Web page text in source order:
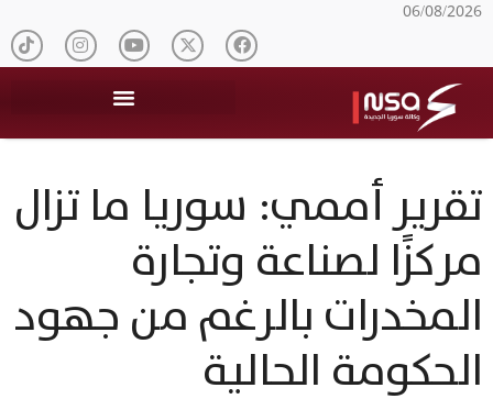
06/08/2026
تقرير أممي: سوريا ما تزال
مركزًا لصناعة وتجارة
المخدرات بالرغم من جهود
الحكومة الحالية